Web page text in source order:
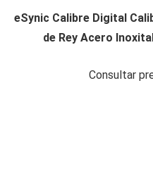
eSynic Calibre Digital
de Rey Acero
Consultar